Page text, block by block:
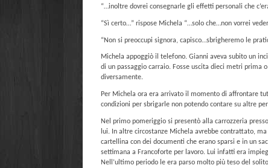
“…inoltre dovrei consegnarle gli effetti personali che
“Sì certo…” rispose Michela “…solo che…non vorrei
“Non si preoccupi signora, capisco…sbrigheremo le
Michela appoggiò il telefono. Gianni aveva subito un
di un passaggio carraio. Fosse uscita dieci metri prima
diversamente.
Per Michela ora era arrivato il momento di affrontare
condizioni per sbrigarle non potendo contare su altre
Nel primo pomeriggio si presentò alla carrozzeria
lui. In altre circostanze Michela avrebbe contrattato,
cartellina con dei documenti che erano sparsi e in un
settimana a Francoforte per lavoro. Lui infatti era
Nell’ultimo periodo le era parso molto più teso del